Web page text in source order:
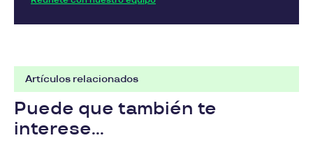
Artículos relacionados
Puede que también te
interese...